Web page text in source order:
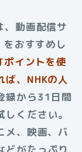
、動画配信サ
おすすめし
ポイントを使
ば、NHKの人
録から31日間
ください。
メ、映画、バ
どがたっぷり